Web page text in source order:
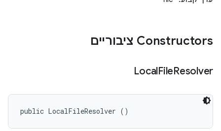
Constructors ציבוריים
LocalFileResolver
public LocalFileResolver ()